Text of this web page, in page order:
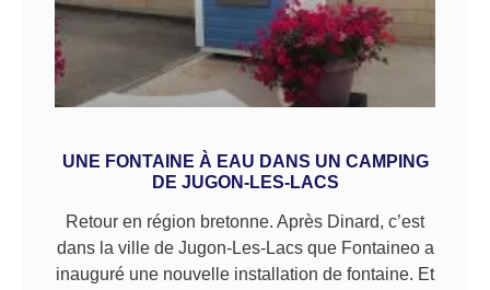
UNE FONTAINE À EAU DANS UN CAMPING
DE JUGON-LES-LACS
Retour en région bretonne. Après Dinard, c’est
dans la ville de Jugon-Les-Lacs que Fontaineo a
inauguré une nouvelle installation de fontaine. Et